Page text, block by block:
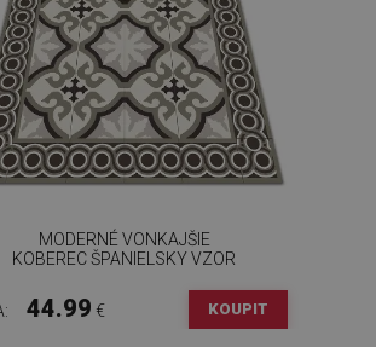
MODERNÉ VONKAJŠIE
KOBEREC ŠPANIELSKY VZOR
44.99 € KOUPIT